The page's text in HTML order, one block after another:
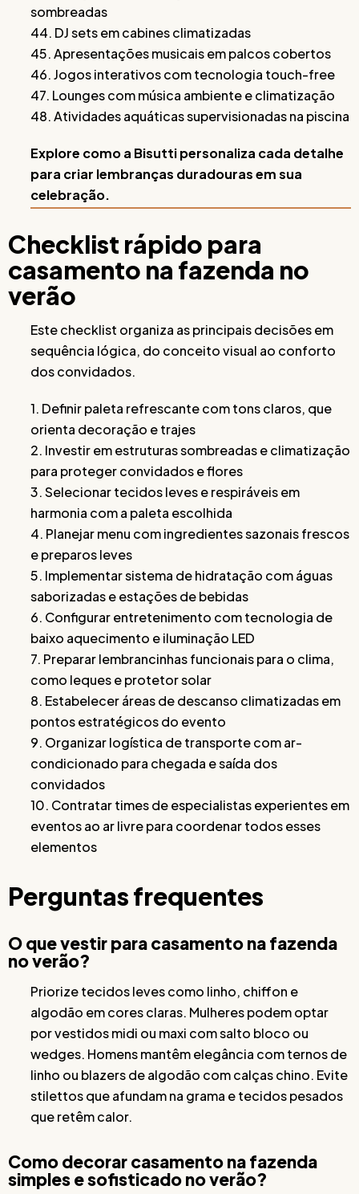
sombreadas
44. DJ sets em cabines climatizadas
45. Apresentações musicais em palcos cobertos
46. Jogos interativos com tecnologia touch-free
47. Lounges com música ambiente e climatização
48. Atividades aquáticas supervisionadas na piscina
Explore como a Bisutti personaliza cada detalhe
para criar lembranças duradouras em sua
celebração.
Checklist rápido para
casamento na fazenda no
verão
Este checklist organiza as principais decisões em
sequência lógica, do conceito visual ao conforto
dos convidados.
1. Definir paleta refrescante com tons claros, que
orienta decoração e trajes
2. Investir em estruturas sombreadas e climatização
para proteger convidados e flores
3. Selecionar tecidos leves e respiráveis em
harmonia com a paleta escolhida
4. Planejar menu com ingredientes sazonais frescos
e preparos leves
5. Implementar sistema de hidratação com águas
saborizadas e estações de bebidas
6. Configurar entretenimento com tecnologia de
baixo aquecimento e iluminação LED
7. Preparar lembrancinhas funcionais para o clima,
como leques e protetor solar
8. Estabelecer áreas de descanso climatizadas em
pontos estratégicos do evento
9. Organizar logística de transporte com ar-
condicionado para chegada e saída dos
convidados
10. Contratar times de especialistas experientes em
eventos ao ar livre para coordenar todos esses
elementos
Perguntas frequentes
O que vestir para casamento na fazenda
no verão?
Priorize tecidos leves como linho, chiffon e
algodão em cores claras. Mulheres podem optar
por vestidos midi ou maxi com salto bloco ou
wedges. Homens mantêm elegância com ternos de
linho ou blazers de algodão com calças chino. Evite
stilettos que afundam na grama e tecidos pesados
que retêm calor.
Como decorar casamento na fazenda
simples e sofisticado no verão?